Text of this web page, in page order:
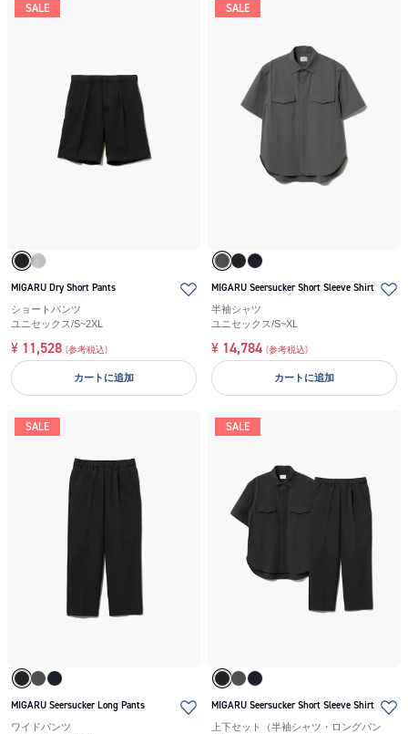
SALE
MIGARU Dry Short Pants
ショートパンツ
ユニセックス/S~2XL
¥ 11,528 (参考税込)
カートに追加
SALE
MIGARU Seersucker Short Sleeve Shirt
半袖シャツ
ユニセックス/S~XL
¥ 14,784 (参考税込)
カートに追加
SALE
MIGARU Seersucker Long Pants
ワイドパンツ
SALE
MIGARU Seersucker Short Sleeve Shirt
上下セット（半袖シャツ・ロングパン